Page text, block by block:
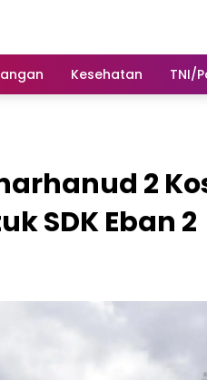
Kesehatan TNI/
2
SDK Eban 2